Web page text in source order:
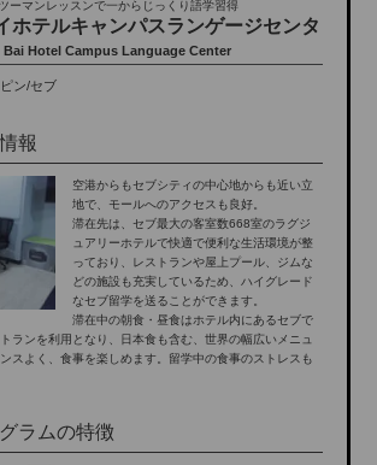
ーマンレッスンで一からじっくり語学習得
ホテルキャンパスランゲージセンタ
Bai Hotel Campus Language Center
ン/セブ
報
空港からもセブシティの中心地からも近い立
地で、モールへのアクセスも良好。
滞在先は、セブ最大の客室数668室のラグジ
ュアリーホテルで快適で便利な生活環境が整
っており、レストランや屋上プール、ジムな
どの施設も充実しているため、ハイグレード
なセブ留学を送ることができます。
滞在中の朝食・昼食はホテル内にあるセブで
ランを利用となり、日本食も含む、世界の幅広いメニュ
スよく、食事を楽しめます。留学中の食事のストレスも
ラムの特徴